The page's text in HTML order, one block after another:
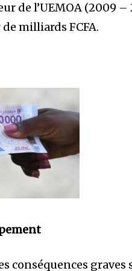
de l’UEMOA (2009 –
milliards FCFA.
conséquences